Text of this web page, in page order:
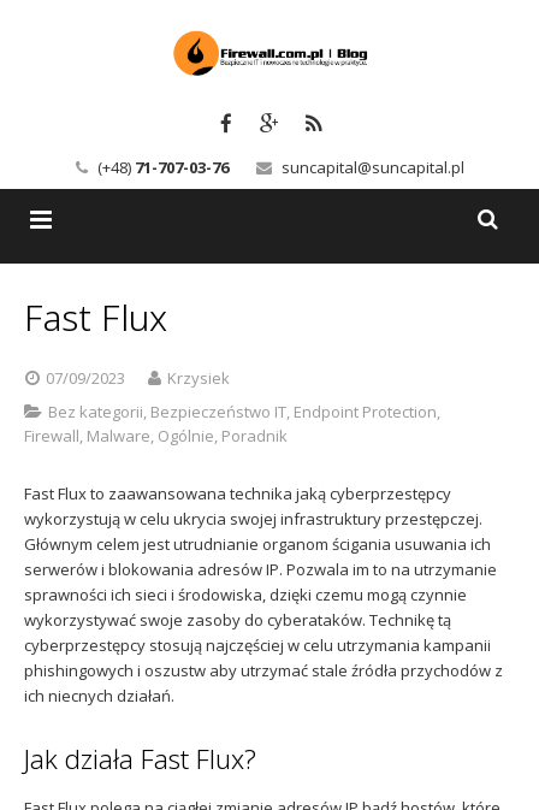
(+48) 71-707-03-76 suncapital@suncapital.pl
Bezpieczeństwo IT
Kerio
Serwery pocztowe
Sophos
Usługi
Szkolenia
Kontakt
Polityka prywatności
Fast Flux
07/09/2023
Krzysiek
Bez kategorii, Bezpieczeństwo IT, Endpoint Protection,
Firewall, Malware, Ogólnie, Poradnik
Fast Flux to zaawansowana technika jaką cyberprzestępcy
wykorzystują w celu ukrycia swojej infrastruktury przestępczej.
Głównym celem jest utrudnianie organom ścigania usuwania ich
serwerów i blokowania adresów IP. Pozwala im to na utrzymanie
sprawności ich sieci i środowiska, dzięki czemu mogą czynnie
wykorzystywać swoje zasoby do cyberataków. Technikę tą
cyberprzestępcy stosują najczęściej w celu utrzymania kampanii
phishingowych i oszustw aby utrzymać stale źródła przychodów z
ich niecnych działań.
Jak działa Fast Flux?